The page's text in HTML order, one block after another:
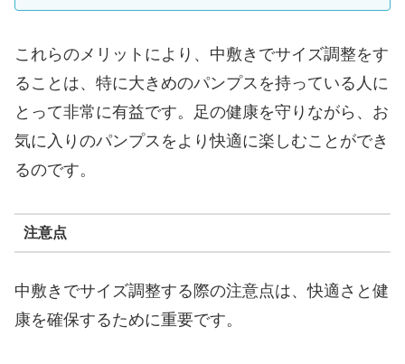
これらのメリットにより、中敷きでサイズ調整をす
ることは、特に大きめのパンプスを持っている人に
とって非常に有益です。足の健康を守りながら、お
気に入りのパンプスをより快適に楽しむことができ
るのです。
注意点
中敷きでサイズ調整する際の注意点は、快適さと健
康を確保するために重要です。